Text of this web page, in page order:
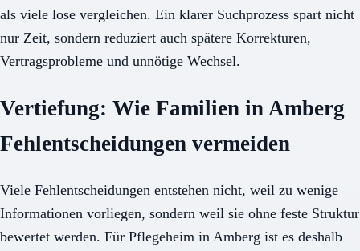
als viele lose vergleichen. Ein klarer Suchprozess spart nicht
nur Zeit, sondern reduziert auch spätere Korrekturen,
Vertragsprobleme und unnötige Wechsel.
Vertiefung: Wie Familien in Amberg
Fehlentscheidungen vermeiden
Viele Fehlentscheidungen entstehen nicht, weil zu wenige
Informationen vorliegen, sondern weil sie ohne feste Struktur
bewertet werden. Für Pflegeheim in Amberg ist es deshalb